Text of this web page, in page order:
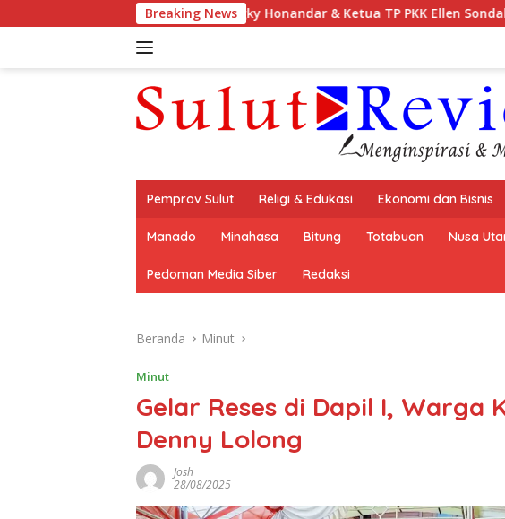
ke
Breaking News
Hengky Honandar & Ketua TP PKK Ellen Sondakh Hadiri Musda DPD
Pemprov Sulut Religi & Edukasi Ekonomi dan Bisnis
Manado Minahasa Bitung Totabuan Nusa
Pedoman Media Siber Redaksi
Beranda Minut
Minut
Gelar Reses di Dapil I, Warga
Denny Lolong
Josh
28/08/2025